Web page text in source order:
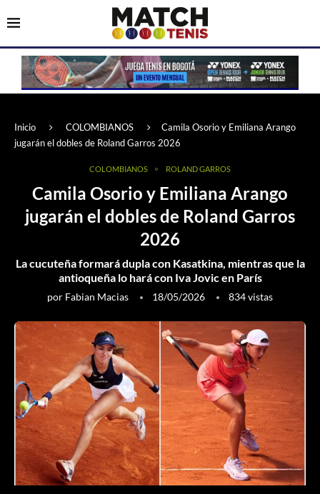
Inicio COLOMBIANOS
Camila Osorio y Emiliana Arango
jugarán el dobles de Roland Garros 2026
COLOMBIANOS ROLAND GARROS
Camila Osorio y Emiliana Arango
jugarán el dobles de Roland Garros
2026
La cucuteña formará dupla con Kasatkina, mientras que la
antioqueña lo hará con Iva Jovic en París
por Fabian Macias 18/05/2026 834vistas